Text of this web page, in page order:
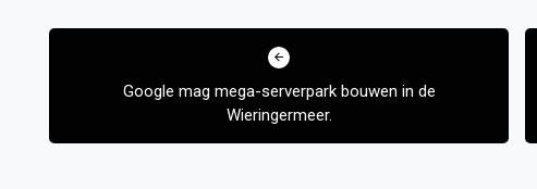
Bericht
Google mag mega-serverpark bouwen in de
Wieringermeer.